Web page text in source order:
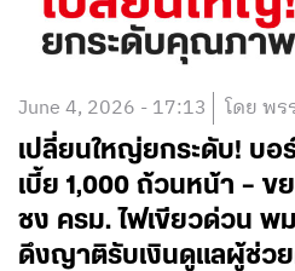
June 4, 2026 - 17:13 โดย พร
เปลี่ยนใหญ่ยกระดับ! บอ
เบี้ย 1,000 ถ้วนหน้า – ข
ชง ครม. ไฟเขียวด่วน พ
ดึงญาติรับเงินดูแลผู้ช่ว